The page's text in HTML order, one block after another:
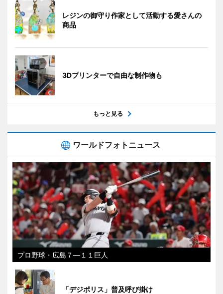
レジンの御守り作家として活動する愛さんの
商品
3Dプリンターで自由な制作物も
もっと見る
ワールドフォトニュース
プロ野球・広島７―１１巨人
「デジポリス」普及呼び掛け